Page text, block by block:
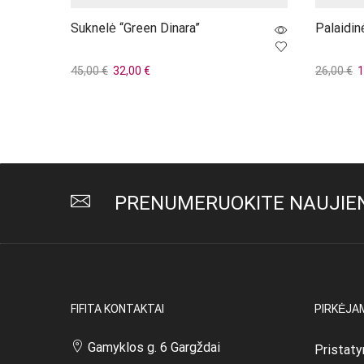
Suknelė “Green Dinara”
45,00€ Original
32,00 €Current
26,00€
PRENUMERUOKITE
FIFITA KONTAKTAI
Gamyklos g. 6 Gargždai